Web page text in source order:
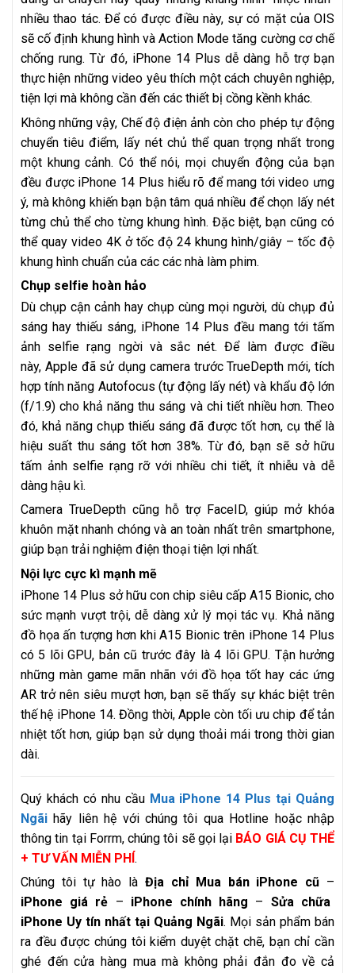
nhiều thao tác. Để có được điều này, sự có mặt của OIS
sẽ cố định khung hình và Action Mode tăng cường cơ chế
chống rung. Từ đó, iPhone 14 Plus dễ dàng hỗ trợ bạn
thực hiện những video yêu thích một cách chuyên nghiệp,
tiện lợi mà không cần đến các thiết bị cồng kềnh khác.
Không những vậy, Chế độ điện ảnh còn cho phép tự động
chuyển tiêu điểm, lấy nét chủ thể quan trọng nhất trong
một khung cảnh. Có thể nói, mọi chuyển động của bạn
đều được iPhone 14 Plus hiểu rõ để mang tới video ưng
ý, mà không khiến bạn bận tâm quá nhiều để chọn lấy nét
từng chủ thể cho từng khung hình. Đặc biệt, bạn cũng có
thể quay video 4K ở tốc độ 24 khung hình/giây – tốc độ
khung hình chuẩn của các các nhà làm phim.
Chụp selfie hoàn hảo
Dù chụp cận cảnh hay chụp cùng mọi người, dù chụp đủ
sáng hay thiếu sáng, iPhone 14 Plus đều mang tới tấm
ảnh selfie rạng ngời và sắc nét. Để làm được điều
này, Apple đã sử dụng camera trước TrueDepth mới, tích
hợp tính năng Autofocus (tự động lấy nét) và khẩu độ lớn
(f/1.9) cho khả năng thu sáng và chi tiết nhiều hơn. Theo
đó, khả năng chụp thiếu sáng đã được tốt hơn, cụ thể là
hiệu suất thu sáng tốt hơn 38%. Từ đó, bạn sẽ sở hữu
tấm ảnh selfie rạng rỡ với nhiều chi tiết, ít nhiễu và dễ
dàng hậu kì.
Camera TrueDepth cũng hỗ trợ FaceID, giúp mở khóa
khuôn mặt nhanh chóng và an toàn nhất trên smartphone,
giúp bạn trải nghiệm điện thoại tiện lợi nhất.
Nội lực cực kì mạnh mẽ
iPhone 14 Plus sở hữu con chip siêu cấp A15 Bionic, cho
sức mạnh vượt trội, dễ dàng xử lý mọi tác vụ. Khả năng
đồ họa ấn tượng hơn khi A15 Bionic trên iPhone 14 Plus
có 5 lõi GPU, bản cũ trước đây là 4 lõi GPU. Tận hưởng
những màn game mãn nhãn với đồ họa tốt hay các ứng
AR trở nên siêu mượt hơn, bạn sẽ thấy sự khác biệt trên
thế hệ iPhone 14. Đồng thời, Apple còn tối ưu chip để tản
nhiệt tốt hơn, giúp bạn sử dụng thoải mái trong thời gian
dài.
Quý khách có nhu cầu Mua iPhone 14 Plus tại Quảng
Ngãi hãy liên hệ với chúng tôi qua Hotline hoặc nhập
thông tin tại Forrm, chúng tôi sẽ gọi lại BÁO GIÁ CỤ THỂ
+ TƯ VẤN MIỄN PHÍ.
Chúng tôi tự hào làĐịa chỉ Mua bán iPhone cũ –
iPhone giá rẻ – iPhone chính hãng – Sửa chữa
iPhone Uy tín nhất tại Quảng Ngãi. Mọi sản phẩm bán
ra đều được chúng tôi kiểm duyệt chặt chẽ, bạn chỉ cần
ghé đến cửa hàng mua mà không phải đắn đo về cả